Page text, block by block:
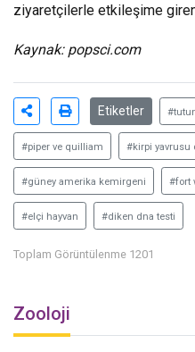
ziyaretçilerle etkileşime
Kaynak: popsci.com
Etiketler
#piper ve quilliam #kirpi yavrusu
#güney amerika kemirgeni #fort
#elçi hayvan #diken dna testi
Toplam Görüntülenme 1201
Zooloji